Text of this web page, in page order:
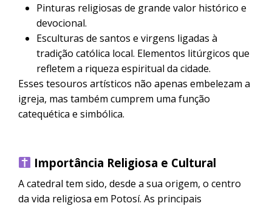
Pinturas religiosas de grande valor histórico e
devocional.
Esculturas de santos e virgens ligadas à
tradição católica local. Elementos litúrgicos que
refletem a riqueza espiritual da cidade.
Esses tesouros artísticos não apenas embelezam a
igreja, mas também cumprem uma função
catequética e simbólica.
Importância Religiosa e Cultural
A catedral tem sido, desde a sua origem, o centro
da vida religiosa em Potosí. As principais